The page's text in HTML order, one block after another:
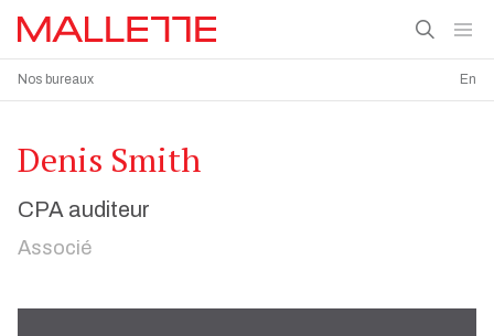
Nos bureaux En
Denis Smith
CPA auditeur
Associé